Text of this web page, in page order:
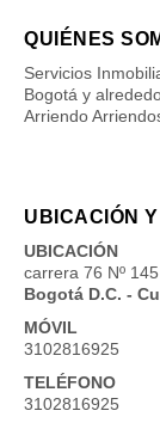
QUIÉNES
Servicios
Bogotá y
Arriendo
UBICACIÓN
UBICACIÓN
carrera 76 Nº
Bogotá D.C. -
MÓVIL
3102816925
TELÉFONO
3102816925